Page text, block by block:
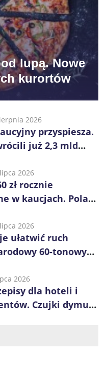
lupą. Nowe
kurortów
2026
przyspiesza.
już 2,3 mld
2026
zł rocznie
w kaucjach. Polacy
2026
ułatwić ruch
60-tonowych
2026
dla hoteli i
Czujki dymu